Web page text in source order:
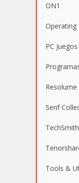
ON1
Operating
PC Juegos
Resolume
Serif
TechSmith
Tools &